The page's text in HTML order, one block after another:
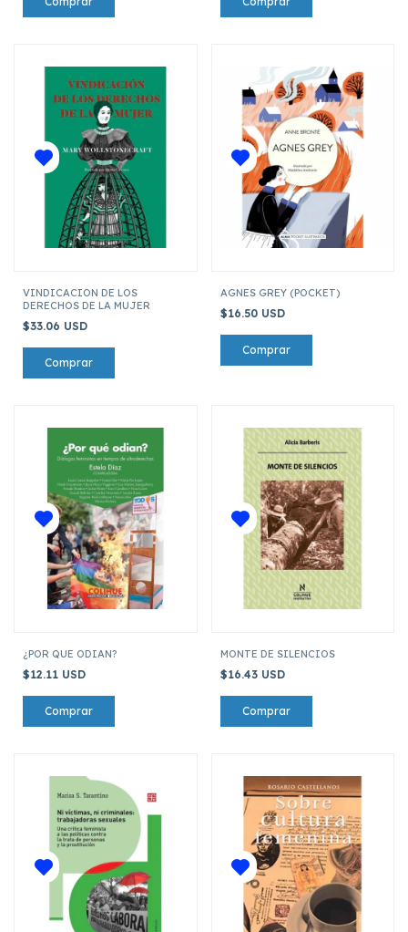
VINDICACION DE LOS
DERECHOS DE LA MUJER
$33.06 USD
AGNES GREY (POCKET)
$16.50 USD
¿POR QUE ODIAN?
$12.11 USD
MONTE DE SILENCIOS
$16.43 USD